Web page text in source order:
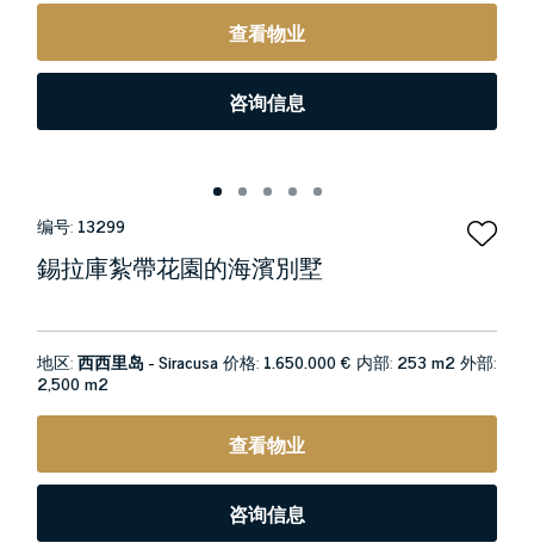
查看物业
咨询信息
编号: 13299
錫拉庫紮帶花園的海濱別墅
地区:西西里岛 - Siracusa价格: 1.650.000 € 内部: 253 m2外部:
2,500 m2
查看物业
咨询信息